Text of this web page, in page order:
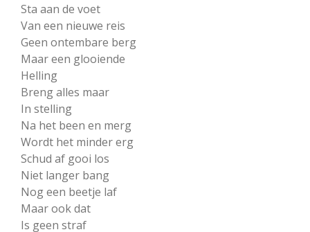
Sta aan de voet
Van een nieuwe reis
Geen ontembare berg
Maar een glooiende
Helling
Breng alles maar
In stelling
Na het been en merg
Wordt het minder erg
Schud af gooi los
Niet langer bang
Nog een beetje laf
Maar ook dat
Is geen straf